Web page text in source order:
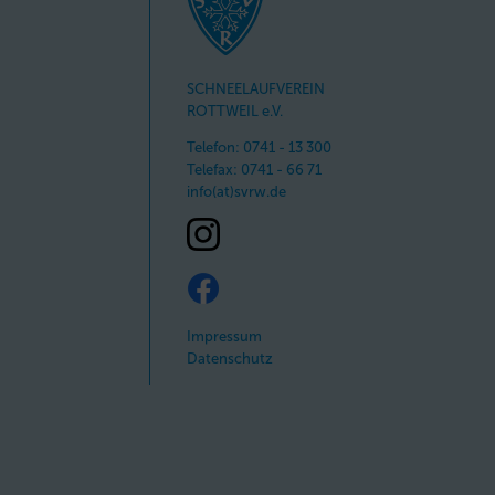
SCHNEELAUFVEREIN
ROTTWEIL e.V.
Telefon: 0741 - 13 300
Telefax: 0741 - 66 71
info(at)svrw.de
Impressum
Datenschutz